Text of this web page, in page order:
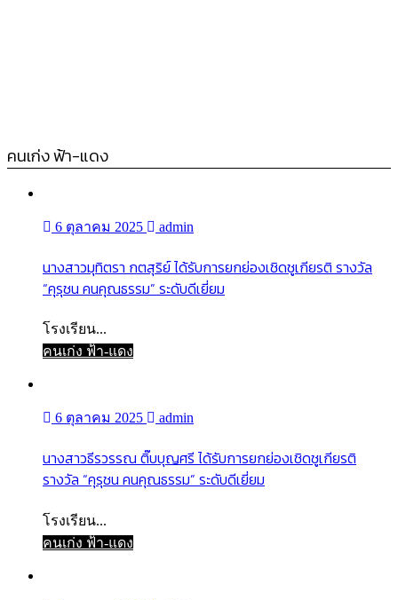
คนเก่ง ฟ้า-แดง
6 ตุลาคม 2025 admin
นางสาวมุทิตรา กตสุริย์ ได้รับการยกย่องเชิดชูเกียรติ รางวัล
“คุรุชน คนคุณธรรม” ระดับดีเยี่ยม
โรงเรียน...
คนเก่ง ฟ้า-แดง
6 ตุลาคม 2025 admin
นางสาวธีรวรรณ ติ๊บบุญศรี ได้รับการยกย่องเชิดชูเกียรติ
รางวัล “คุรุชน คนคุณธรรม” ระดับดีเยี่ยม
โรงเรียน...
คนเก่ง ฟ้า-แดง